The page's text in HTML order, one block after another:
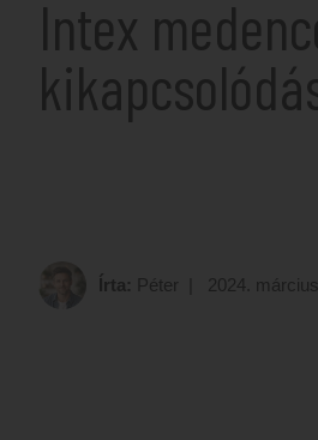
Intex
Írta: Péter | 2024. március